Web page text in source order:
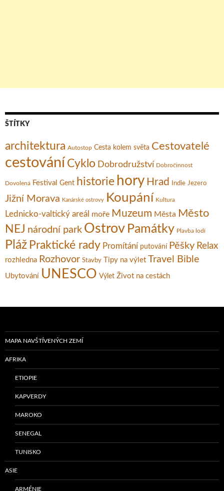
ŠTÍTKY
architektura Autostop Cesta kolem světa Cestovatelé
cestování Cyklo Dobrodružství Dobročinnost
Dovolená Festival Gent historie hory Hrad Indie Jezero
Jižní Morava Kanárské ostrovy Koupání Kultura
Lednicko-valtický areál moře Muzeum Města Město
NEJ národní park Ostrov Památky Plavba lodí
Pláž Praktické rady Promítání putování Pěšky Relax
rozhledna Rozhovor Stavby Tipy na výlet Travel Bible
Ubytování UNESCO Výlet Život na cestách
MAPA NAVŠTÍVENÝCH ZEMÍ
AFRIKA
ETIOPIE
KAPVERDY
MAROKO
SENEGAL
TUNISKO
ASIE
ARMÉNIE